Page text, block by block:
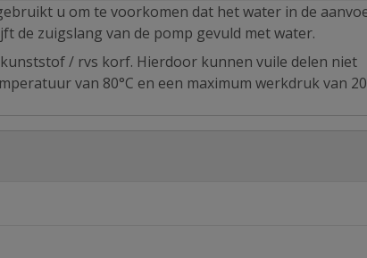
u om te voorkomen dat het water in de
de zuigslang van de pomp gevuld met water.
/ rvs korf. Hierdoor kunnen vuile delen niet
van 80°C en een maximum werkdruk van